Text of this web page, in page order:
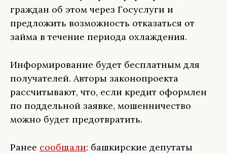
граждан об этом через Госуслуги и
предложить возможность отказаться от
займа в течение периода охлаждения.
Информирование будет бесплатным для
получателей. Авторы законопроекта
рассчитывают, что, если кредит оформлен
по поддельной заявке, мошенничество
можно будет предотвратить.
Ранее сообщали: башкирские депутаты